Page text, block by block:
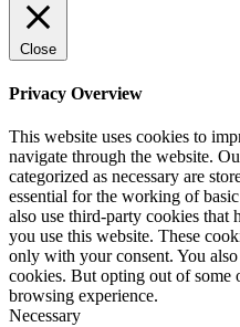
Close
Privacy Overview
This website uses cookies to
navigate through the website.
categorized as necessary are
essential for the working of
also use third-party cookies that
you use this website. These
only with your consent. You
cookies. But opting out of some
browsing experience.
Necessary